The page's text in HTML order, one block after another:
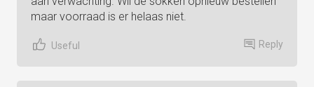
maar voorraad is er helaas niet.
Useful Reply